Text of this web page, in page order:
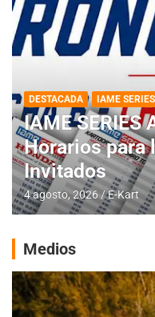
DESTACADA IAME
IAME SERIES
Horarios para
Invitados
4 agosto, 2026 E-Kart
Medios